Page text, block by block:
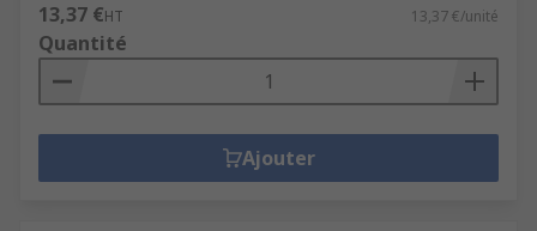
13,37 €HT 13,37 €/unité
Quantité
Ajouter